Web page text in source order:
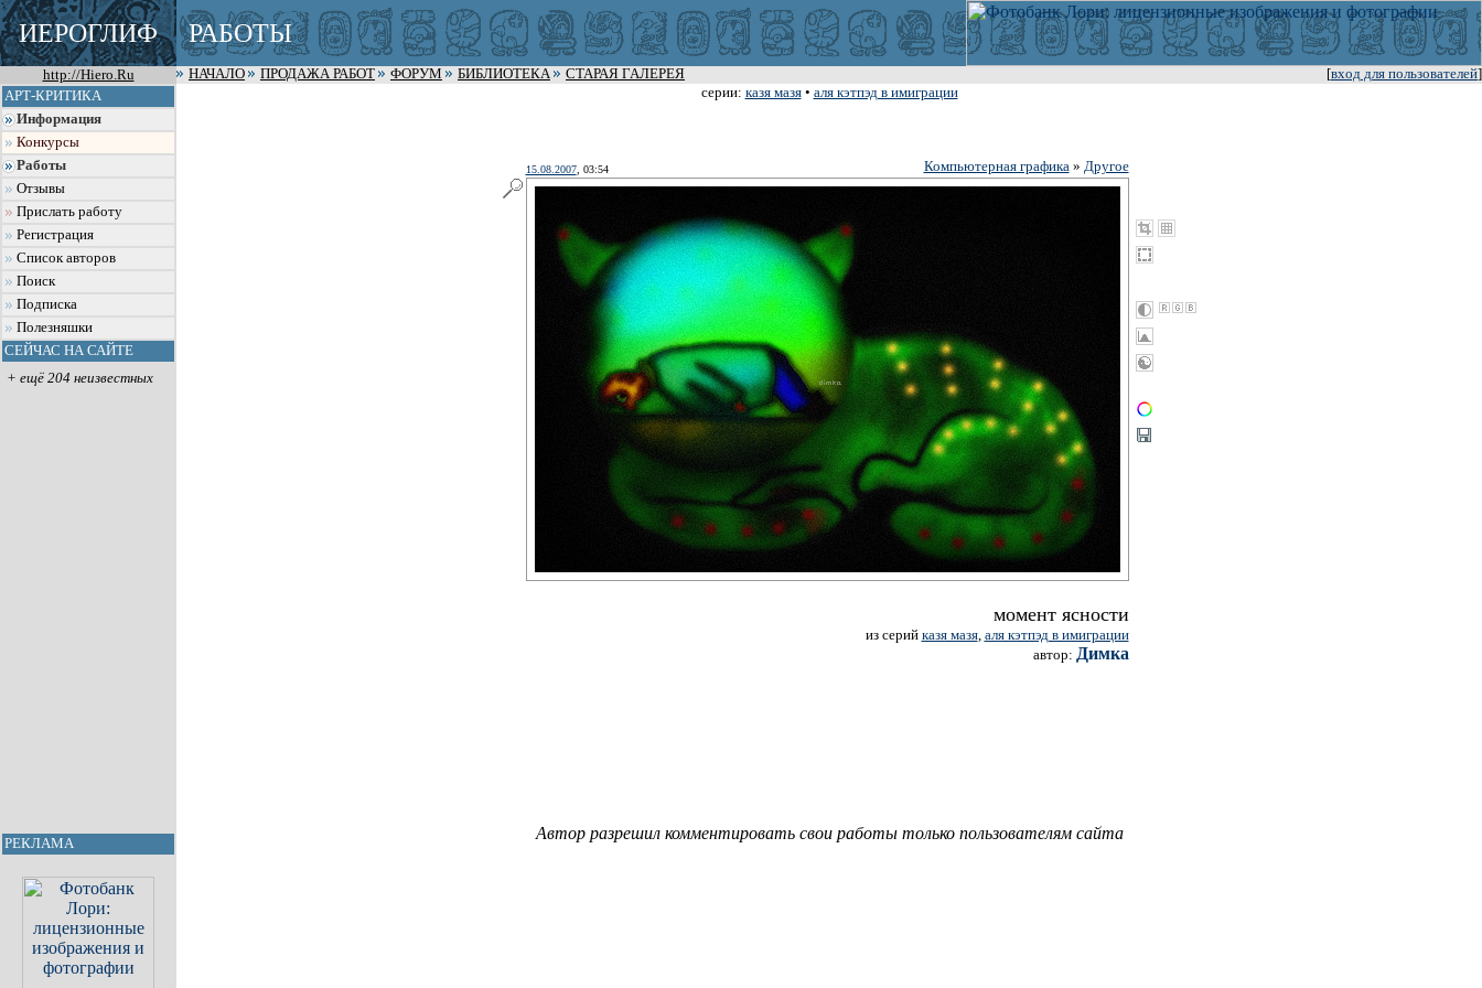
ИЕРОГЛИФ РАБОТЫ
http://Hiero.Ru [вход для пользователей]
НАЧАЛО ПРОДАЖА РАБОТ ФОРУМ БИБЛИОТЕКА
СТАРАЯ ГАЛЕРЕЯ
АРТ-КРИТИКА
Информация
Конкурсы
Работы
Отзывы
Прислать работу
Регистрация
Список авторов
Поиск
Подписка
Полезняшки
СЕЙЧАС НА САЙТЕ
+ ещё 204 неизвестных
РЕКЛАМА
серии: казя мазя• аля кэтпэд в имиграции
15.08.2007, 03:54 Компьютерная графика» Другое
момент ясности
из серий казя мазя, аля кэтпэд в имиграции
автор: Димка
Автор разрешил комментировать свои работы только пользователям сайта